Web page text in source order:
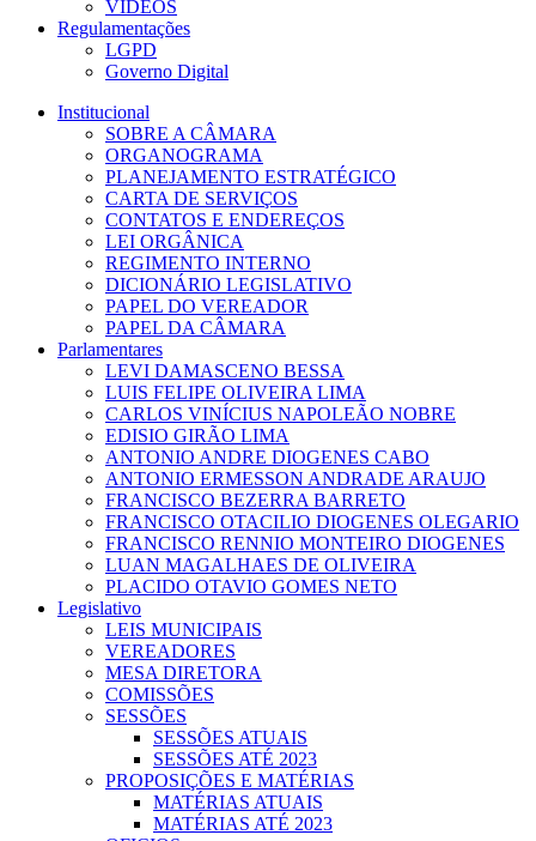
VÍDEOS
Regulamentações
LGPD
Governo Digital
Institucional
SOBRE A CÂMARA
ORGANOGRAMA
PLANEJAMENTO ESTRATÉGICO
CARTA DE SERVIÇOS
CONTATOS E ENDEREÇOS
LEI ORGÂNICA
REGIMENTO INTERNO
DICIONÁRIO LEGISLATIVO
PAPEL DO VEREADOR
PAPEL DA CÂMARA
Parlamentares
LEVI DAMASCENO BESSA
LUIS FELIPE OLIVEIRA LIMA
CARLOS VINÍCIUS NAPOLEÃO NOBRE
EDISIO GIRÃO LIMA
ANTONIO ANDRE DIOGENES CABO
ANTONIO ERMESSON ANDRADE ARAUJO
FRANCISCO BEZERRA BARRETO
FRANCISCO OTACILIO DIOGENES OLEGARIO
FRANCISCO RENNIO MONTEIRO DIOGENES
LUAN MAGALHAES DE OLIVEIRA
PLACIDO OTAVIO GOMES NETO
Legislativo
LEIS MUNICIPAIS
VEREADORES
MESA DIRETORA
COMISSÕES
SESSÕES
SESSÕES ATUAIS
SESSÕES ATÉ 2023
PROPOSIÇÕES E MATÉRIAS
MATÉRIAS ATUAIS
MATÉRIAS ATÉ 2023